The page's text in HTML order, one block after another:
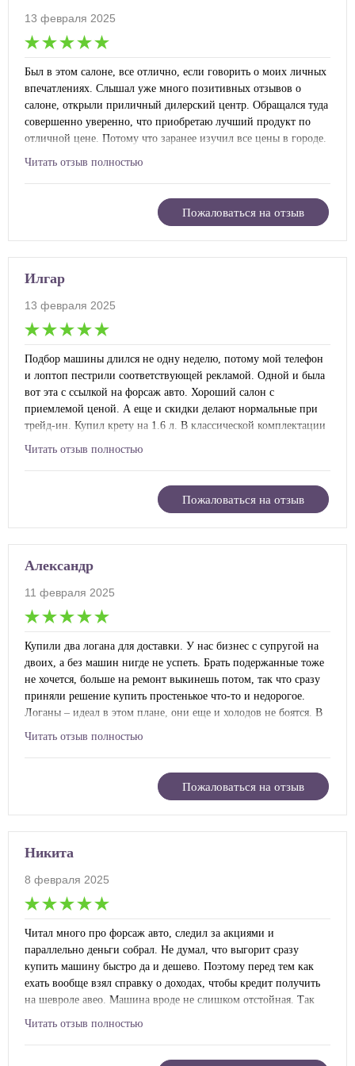
13 февраля 2025
Был в этом салоне, все отлично, если говорить о моих личных
впечатлениях. Слышал уже много позитивных отзывов о
салоне, открыли приличный дилерский центр. Обращался туда
совершенно уверенно, что приобретаю лучший продукт по
отличной цене. Потому что заранее изучил все цены в городе.
По всем параметрам моя новая тойота для меня выгодно
Читать отзыв полностью
Пожаловаться на отзыв
Илгар
13 февраля 2025
Подбор машины длился не одну неделю, потому мой телефон
и лоптоп пестрили соответствующей рекламой. Одной и была
вот эта с ссылкой на форсаж авто. Хороший салон с
приемлемой ценой. А еще и скидки делают нормальные при
трейд-ин. Купил крету на 1.6 л. В классической комплектации
и остался доволен тем, как за меня все оформили. Просто
Читать отзыв полностью
Пожаловаться на отзыв
Александр
11 февраля 2025
Купили два логана для доставки. У нас бизнес с супругой на
двоих, а без машин нигде не успеть. Брать подержанные тоже
не хочется, больше на ремонт выкинешь потом, так что сразу
приняли решение купить простенькое что-то и недорогое.
Логаны – идеал в этом плане, они еще и холодов не боятся. В
форсаж авто просто позвонил и попросил уточнить условия
вторую оформлял на супругу, как семейный. Так что в общем
Читать отзыв полностью
Пожаловаться на отзыв
Никита
8 февраля 2025
Читал много про форсаж авто, следил за акциями и
параллельно деньги собрал. Не думал, что выгорит сразу
купить машину быстро да и дешево. Поэтому перед тем как
ехать вообще взял справку о доходах, чтобы кредит получить
на шевроле авео. Машина вроде не слишком отстойная. Так
что решил ее брать. Менеджер в салоне, конечно же, много
Читать отзыв полностью